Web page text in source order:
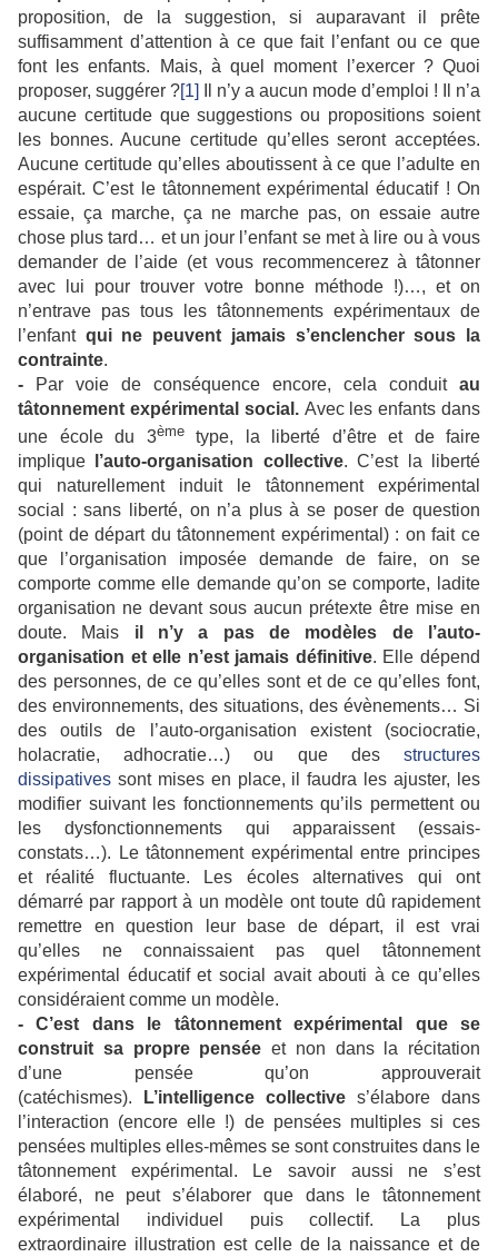
proposition, de la suggestion, si auparavant il prête
suffisamment d’attention à ce que fait l’enfant ou ce que
font les enfants. Mais, à quel moment l’exercer ? Quoi
proposer, suggérer ?[1]
Il n’y a aucun mode d’emploi ! Il n’a
aucune certitude que suggestions ou propositions soient
les bonnes. Aucune certitude qu’elles seront acceptées.
Aucune certitude qu’elles aboutissent à ce que l’adulte en
espérait. C’est le tâtonnement expérimental éducatif ! On
essaie, ça marche, ça ne marche pas, on essaie autre
chose plus tard… et un jour l’enfant se met à lire ou à vous
demander de l’aide (et vous recommencerez à tâtonner
avec lui pour trouver votre bonne méthode !)…, et on
n’entrave pas tous les tâtonnements expérimentaux de
l’enfant qui ne peuvent jamais s’enclencher sous la
contrainte.
- Par voie de conséquence encore, cela conduit au
tâtonnement expérimental social. Avec les enfants dans
une école du 3èmetype, la liberté d’être et de faire
implique
l’auto-organisation collective. C’est la liberté
qui naturellement induit le tâtonnement expérimental
social : sans liberté, on n’a plus à se poser de question
(point de départ du tâtonnement expérimental) : on fait ce
que l’organisation imposée demande de faire, on se
comporte comme elle demande qu’on se comporte, ladite
organisation ne devant sous aucun prétexte être mise en
doute. Mais il n’y a pas de modèles de l’auto-
organisation et elle n’est jamais définitive. Elle dépend
des personnes, de ce qu’elles sont et de ce qu’elles font,
des environnements, des situations, des évènements… Si
des outils de l’auto-organisation existent (sociocratie,
holacratie, adhocratie…) ou que des structures
dissipatives sont mises en place, il faudra les ajuster, les
modifier suivant les fonctionnements qu’ils permettent ou
les dysfonctionnements qui apparaissent (essais-
constats…). Le tâtonnement expérimental entre principes
et réalité fluctuante. Les écoles alternatives qui ont
démarré par rapport à un modèle ont toute dû rapidement
remettre en question leur base de départ, il est vrai
qu’elles ne connaissaient pas quel tâtonnement
expérimental éducatif et social avait abouti à ce qu’elles
considéraient comme un modèle.
- C’est dans le tâtonnement expérimental que se
construit sa propre pensée et non dans la récitation
d’une pensée qu’on approuverait
(catéchismes).
L’intelligence collective s’élabore dans
l’interaction (encore elle !) de pensées multiples si ces
pensées multiples elles-mêmes se sont construites dans le
tâtonnement expérimental. Le savoir aussi ne s’est
élaboré, ne peut s’élaborer que dans le tâtonnement
expérimental individuel puis collectif. La plus
extraordinaire illustration est celle de la naissance et de